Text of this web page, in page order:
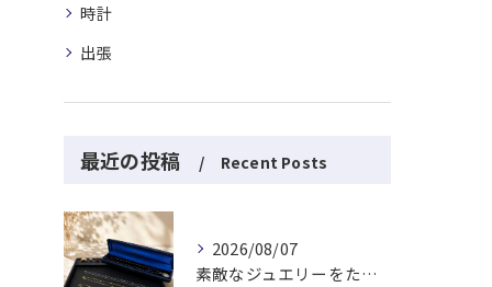
時計
出張
最近の投稿 Recent Posts
2026/08/07
素敵なジュエリーをたくさんお買取りさせていただきました✨